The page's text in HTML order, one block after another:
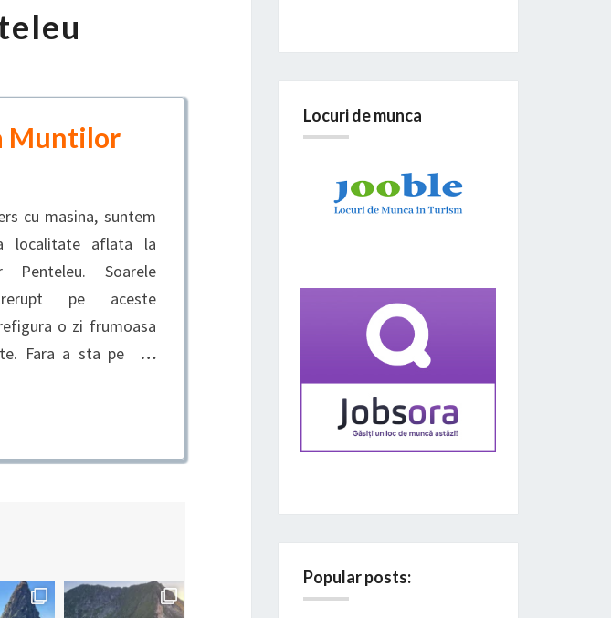
Muntilor
cu masina, suntem
localitate aflata la
Penteleu. Soarele
pe aceste
o zi frumoasa
Fara a sta pe …
Locuri de munca
Popular posts: